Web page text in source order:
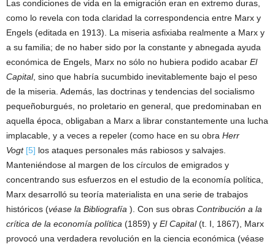
Las condiciones de vida en la emigración eran en extremo duras,
como lo revela con toda claridad la correspondencia entre Marx y
Engels (editada en 1913). La miseria asfixiaba realmente a Marx y
a su familia; de no haber sido por la constante y abnegada ayuda
económica de Engels, Marx no sólo no hubiera podido acabar El
Capital, sino que habría sucumbido inevitablemente bajo el peso
de la miseria. Además, las doctrinas y tendencias del socialismo
pequeñoburgués, no proletario en general, que predominaban en
aquella época, obligaban a Marx a librar constantemente una lucha
implacable, y a veces a repeler (como hace en su obra Herr
Vogt [5] los ataques personales más rabiosos y salvajes.
Manteniéndose al margen de los círculos de emigrados y
concentrando sus esfuerzos en el estudio de la economía política,
Marx desarrolló su teoría materialista en una serie de trabajos
históricos (véase la Bibliografía ). Con sus obras Contribución a la
crítica de la economía política (1859) y El Capital(t. I, 1867), Marx
provocó una verdadera revolución en la ciencia económica (véase